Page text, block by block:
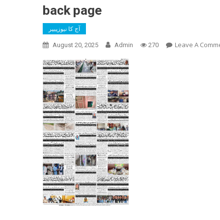
back page
آج کا نیوزپیپر
August 20, 2025 Admin 270 Leave A